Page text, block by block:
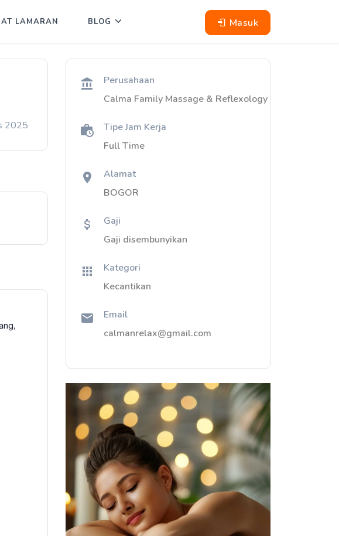
Masuk
LAMARAN BLOG
2025
Perusahaan
Calma Family Massage & Reflexology
Tipe Jam Kerja
Full Time
Alamat
BOGOR
Gaji
Gaji disembunyikan
Kategori
Kecantikan
Email
calmanrelax@gmail.com